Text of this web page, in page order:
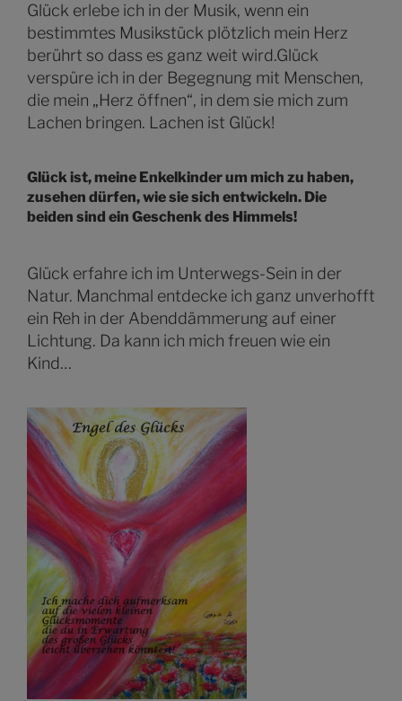
Glück erlebe ich in der Musik, wenn ein
bestimmtes Musikstück plötzlich mein Herz
berührt so dass es ganz weit wird.Glück
verspüre ich in der Begegnung mit Menschen,
die mein „Herz öffnen“, in dem sie mich zum
Lachen bringen. Lachen ist Glück!
Glück ist, meine Enkelkinder um mich zu haben,
zusehen dürfen, wie sie sich entwickeln. Die
beiden sind ein Geschenk des Himmels!
Glück erfahre ich im Unterwegs-Sein in der
Natur. Manchmal entdecke ich ganz unverhofft
ein Reh in der Abenddämmerung auf einer
Lichtung. Da kann ich mich freuen wie ein
Kind…